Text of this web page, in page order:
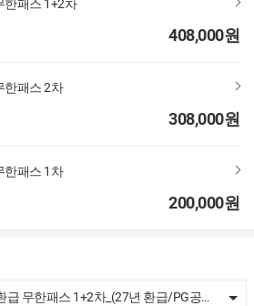
한패스 1+2차
408,000원
한패스 2차
308,000원
한패스 1차
200,000원
[2027] 손해평가사 100% 환급 무한패스 1+2차_(27년 환급/PG공제)